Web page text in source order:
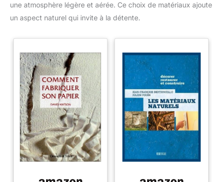
une atmosphère légère et aérée. Ce choix de matériaux ajoute
un aspect naturel qui invite à la détente.